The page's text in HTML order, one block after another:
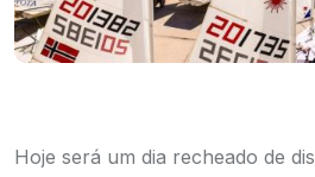
Hoje será um dia recheado de